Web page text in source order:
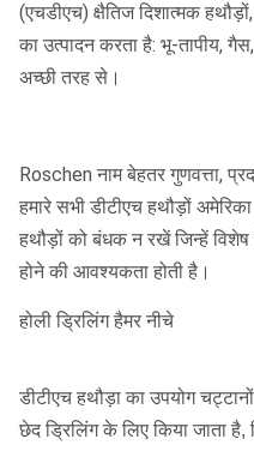
(एचडीएच) क्षैतिज दिशात्मक
का उत्पादन करता है: भू-तापीय,
अच्छी तरह से।
Roschen नाम बेहतर गुणवत्ता,
हमारे सभी डीटीएच हथौड़ों
हथौड़ों को बंधक न रखें जिन्हें
होने की आवश्यकता होती है।
होली ड्रिलिंग हैमर नीचे
डीटीएच हथौड़ा का उपयोग
छेद ड्रिलिंग के लिए किया जाता है,